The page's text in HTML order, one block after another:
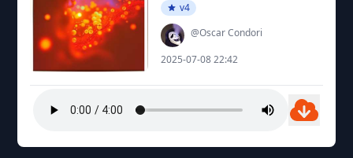
v4
@Oscar Condori
2025-07-08 22:42